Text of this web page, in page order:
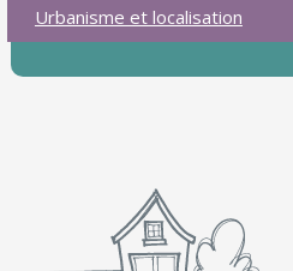
Urbanisme et localisation